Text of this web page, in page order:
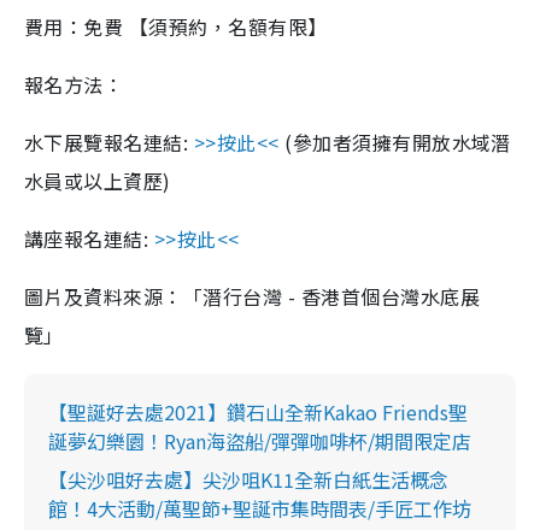
費用：免費 【須預約，名額有限】
報名方法：
水下展覽報名連結: >>按此<< (參加者須擁有開放水域潛
水員或以上資歷)
講座報名連結: >>按此<<
圖片及資料來源：「潛行台灣 - 香港首個台灣水底展
覽」
【聖誕好去處2021】鑽石山全新Kakao Friends聖
誕夢幻樂園！Ryan海盜船/彈彈咖啡杯/期間限定店
【尖沙咀好去處】尖沙咀K11全新白紙生活概念
館！4大活動/萬聖節+聖誕市集時間表/⼿匠⼯作坊